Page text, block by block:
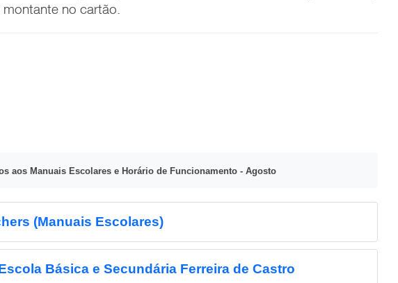
no cartão.
aos Manuais Escolares e Horário de Funcionamento - Agosto
(Manuais Escolares)
Básica e Secundária Ferreira de Castro